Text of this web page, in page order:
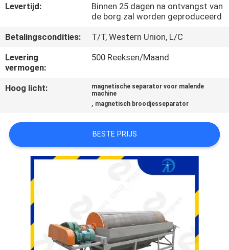
GEVALLEN
SITEMAP
POLICY
Levertijd:
Binnen 25 dagen na ontvangst van
de borg zal worden geproduceerd
Betalingscondities:
T/T, Western Union, L/C
Levering
vermogen:
500 Reeksen/Maand
Hoog licht:
magnetische separator voor malende
machine
, magnetisch broodjesseparator
BESTE PRIJS